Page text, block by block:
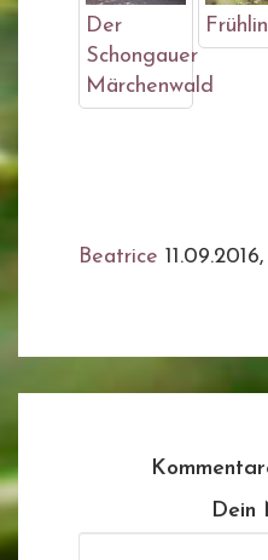
Der
Schongauer
Märchenwald
Beatrice 11.09.2016,
Dein